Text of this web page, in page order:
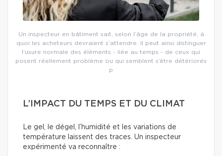
Un inspecteur en bâtiment sait, selon l’âge de la propriété, à
quoi les acheteurs devraient s’attendre. Il peut ainsi distinguer
l’usure normale des éléments - liée au temps - de ceux qui
posent réellement problème ou qui semblent s’être détériorés
p
L’IMPACT DU TEMPS ET DU CLIMAT
Le gel, le dégel, l’humidité et les variations de
température laissent des traces. Un inspecteur
expérimenté va reconnaître :